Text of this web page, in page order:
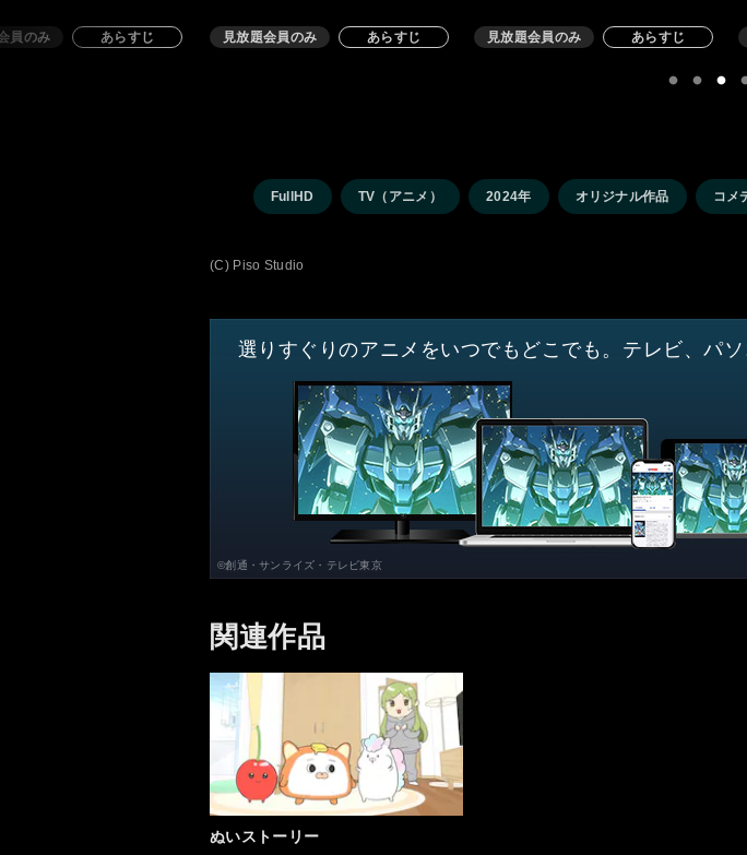
員のみ あらすじ 見放題会員のみ あらすじ 見放題会員のみ あらすじ
FullHD TV（アニメ） 2024年 オリジナル作品 コメ
(C) Piso Studio
選りすぐりのアニメをいつでもどこでも。テレビ、パ
©創通・サンライズ・テレビ東京
関連作品
ぬいストーリー